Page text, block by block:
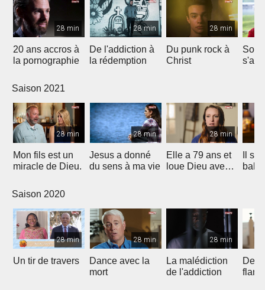
28 min
20 ans accros à
la pornographie
28 min
De l'addiction à
la rédemption
28 min
Du punk rock à
Christ
Son
Saison 2021
28 min
Mon fils est un
miracle de Dieu.
28 min
Jesus a donné
du sens à ma vie
28 min
Elle a 79 ans et
loue Dieu avec
Il
bale
Saison 2020
28 min
Un tir de travers
28 min
Dance avec la
mort
28 min
La malédiction
de l'addiction